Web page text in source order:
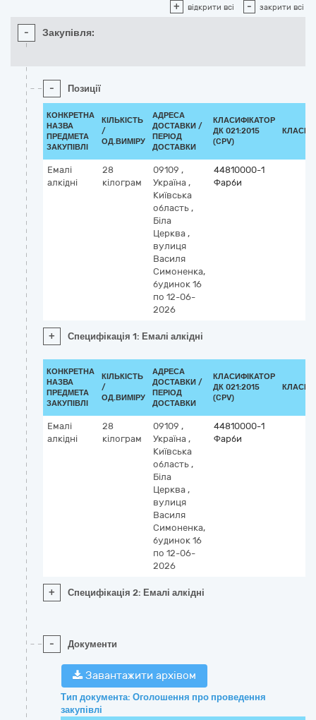
+ відкрити всі - закрити всі
- Закупівля:
- Позиції
КОНКРЕТНА
НАЗВА
ПРЕДМЕТА
ЗАКУПІВЛІ
КІЛЬКІСТЬ
/
ОД.ВИМІРУ
АДРЕСА
ДОСТАВКИ /
ПЕРІОД
ДОСТАВКИ
КЛАСИФІКАТОР
ДК 021:2015
(CPV)
Емалі
алкідні
28
кілограм
09109 ,
Україна ,
Київська
область ,
Біла
Церква ,
вулиця
Василя
Симоненка,
будинок 16
по 12-06-
2026
44810000-1
Фарби
+ Специфікація 1: Емалі алкідні
КОНКРЕТНА
НАЗВА
ПРЕДМЕТА
ЗАКУПІВЛІ
КІЛЬКІСТЬ
/
ОД.ВИМІРУ
АДРЕСА
ДОСТАВКИ /
ПЕРІОД
ДОСТАВКИ
КЛАСИФІКАТОР
ДК 021:2015
(CPV)
Емалі
алкідні
28
кілограм
09109 ,
Україна ,
Київська
область ,
Біла
Церква ,
вулиця
Василя
Симоненка,
будинок 16
по 12-06-
2026
44810000-1
Фарби
+ Специфікація 2: Емалі алкідні
- Документи
Завантажити архівом
Тип документа: Оголошення про проведення
закупівлі